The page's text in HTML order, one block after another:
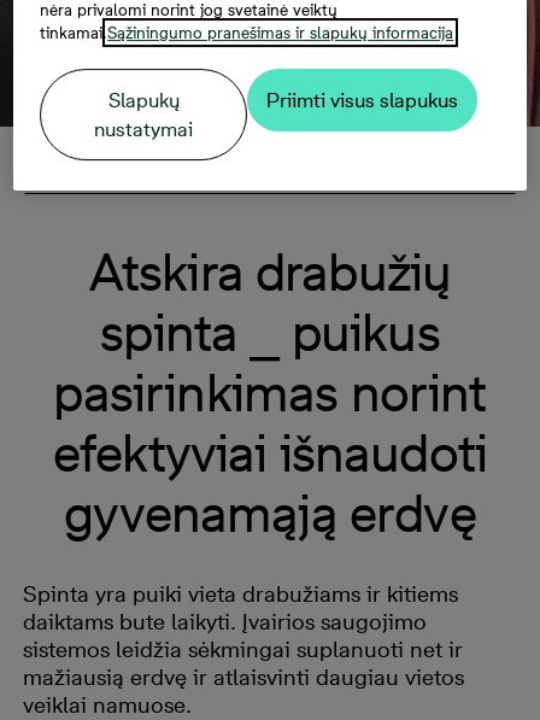
Pasirinkti
Atskira drabužių
spinta ⎯ puikus
pasirinkimas norint
efektyviai išnaudoti
gyvenamąją erdvę
Spinta yra puiki vieta drabužiams ir kitiems
daiktams bute laikyti. Įvairios saugojimo
sistemos leidžia sėkmingai suplanuoti net ir
mažiausią erdvę ir atlaisvinti daugiau vietos
veiklai namuose.
nėra privalomi norint jog svetainė veiktų
tinkamai.Sąžiningumo pranešimas ir slapukų informacija
Slapukų
nustatymai
Priimti visus slapukus